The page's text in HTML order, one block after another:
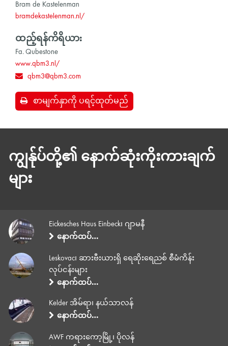
Bram de Kastelenman
bramdekastelenman.nl/
ထည့်ရန်ကိရိယာ:
Fa. Qubestone
www.qbm3.nl/
qbm3@qbm3.com
စာမျက်နှာကို ပရင့်ထုတ်မည်
ကျွန်ုပ်တို့၏ နောက်ဆုံးကိုးကားချက်
များ
Eickesches Haus Einbeck၊ ဂျာမနီ
နောက်ထပ်…
Leskovac၊ ဆားဗီးယားရှိ ရေဆိုးရေညစ် စီမံကိန်း
လုပ်ငန်းများ
နောက်ထပ်…
Kelder အိမ်ရာ၊ နယ်သာလန်
နောက်ထပ်…
AWF ကရားကော့မြို့၊ ပိုလန်